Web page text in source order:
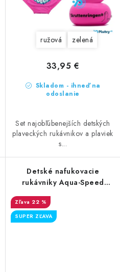
ružová zelená
Skladom - ihneď na
odoslanie
33,95 €
Set najobľúbenejších detských
plaveckých rukávnikov a plaviek
s...
Detské nafukovacie
rukávniky Aqua-Speed
22 %
SUPER ZĽAVA